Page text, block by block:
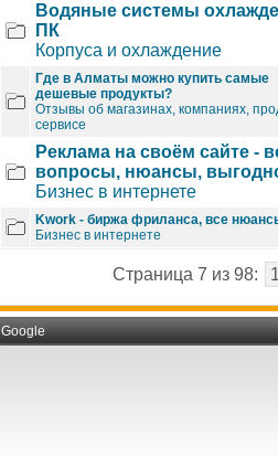
Водяные системы
ПК
Корпуса и охлаждение
Где в Алматы можно купить самые
дешевые продукты?
Отзывы об магазинах, компаниях,
сервисе
Реклама на своём сайте -
вопросы, нюансы,
Бизнес в интернете
Kwork - биржа фриланса, все
Бизнес в интернете
Страница 7 из 98:
Google